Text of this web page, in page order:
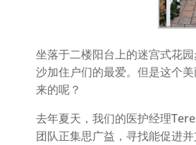
坐落于二楼阳台上的迷宫式花
沙加住户们的最爱。但是这个
来的呢？
去年夏天，我们的医护经理
团队正集思广益，寻找能促进